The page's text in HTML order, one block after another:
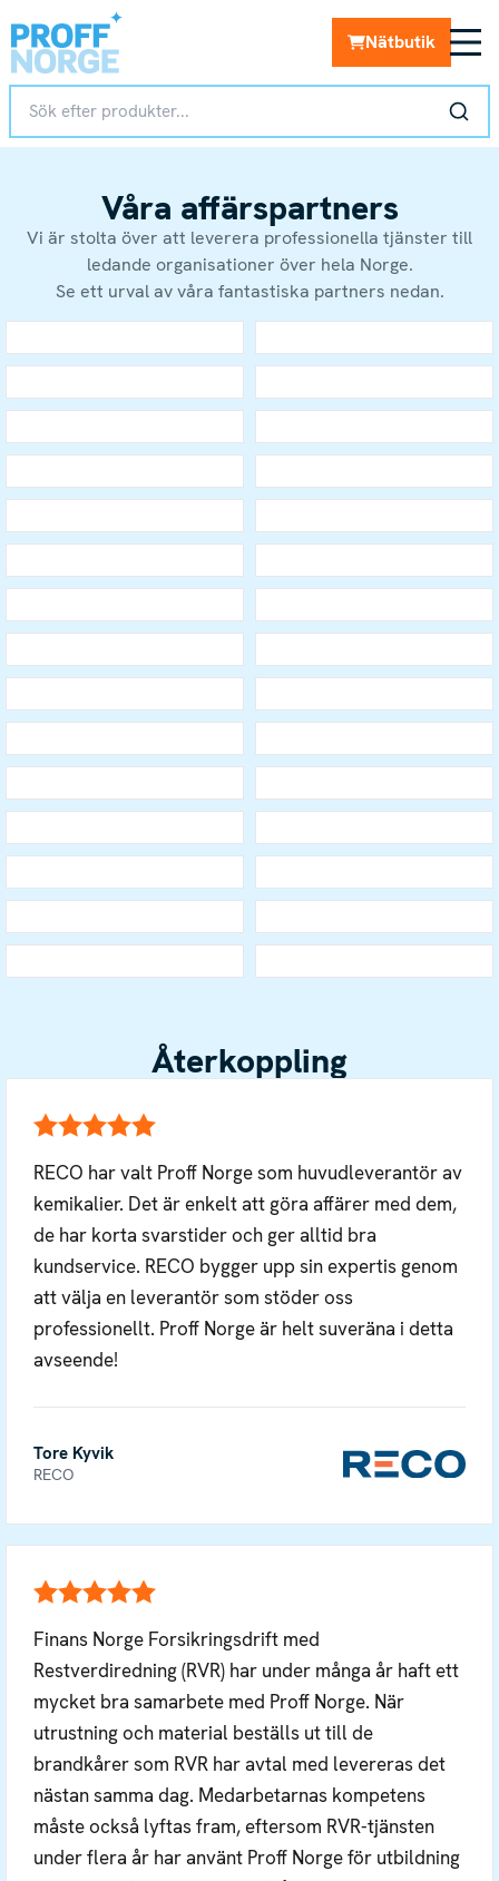
Nätbutik
Våra affärspartners
Vi är stolta över att leverera professionella tjänster till
ledande organisationer över hela Norge.
Se ett urval av våra fantastiska partners nedan.
Återkoppling
RECO har valt Proff Norge som huvudleverantör av
kemikalier. Det är enkelt att göra affärer med dem,
de har korta svarstider och ger alltid bra
kundservice. RECO bygger upp sin expertis genom
att välja en leverantör som stöder oss
professionellt. Proff Norge är helt suveräna i detta
avseende!
Tore Kyvik
RECO
Finans Norge Forsikringsdrift med
Restverdiredning (RVR) har under många år haft ett
mycket bra samarbete med Proff Norge. När
utrustning och material beställs ut till de
brandkårer som RVR har avtal med levereras det
nästan samma dag. Medarbetarnas kompetens
måste också lyftas fram, eftersom RVR-tjänsten
under flera år har använt Proff Norge för utbildning